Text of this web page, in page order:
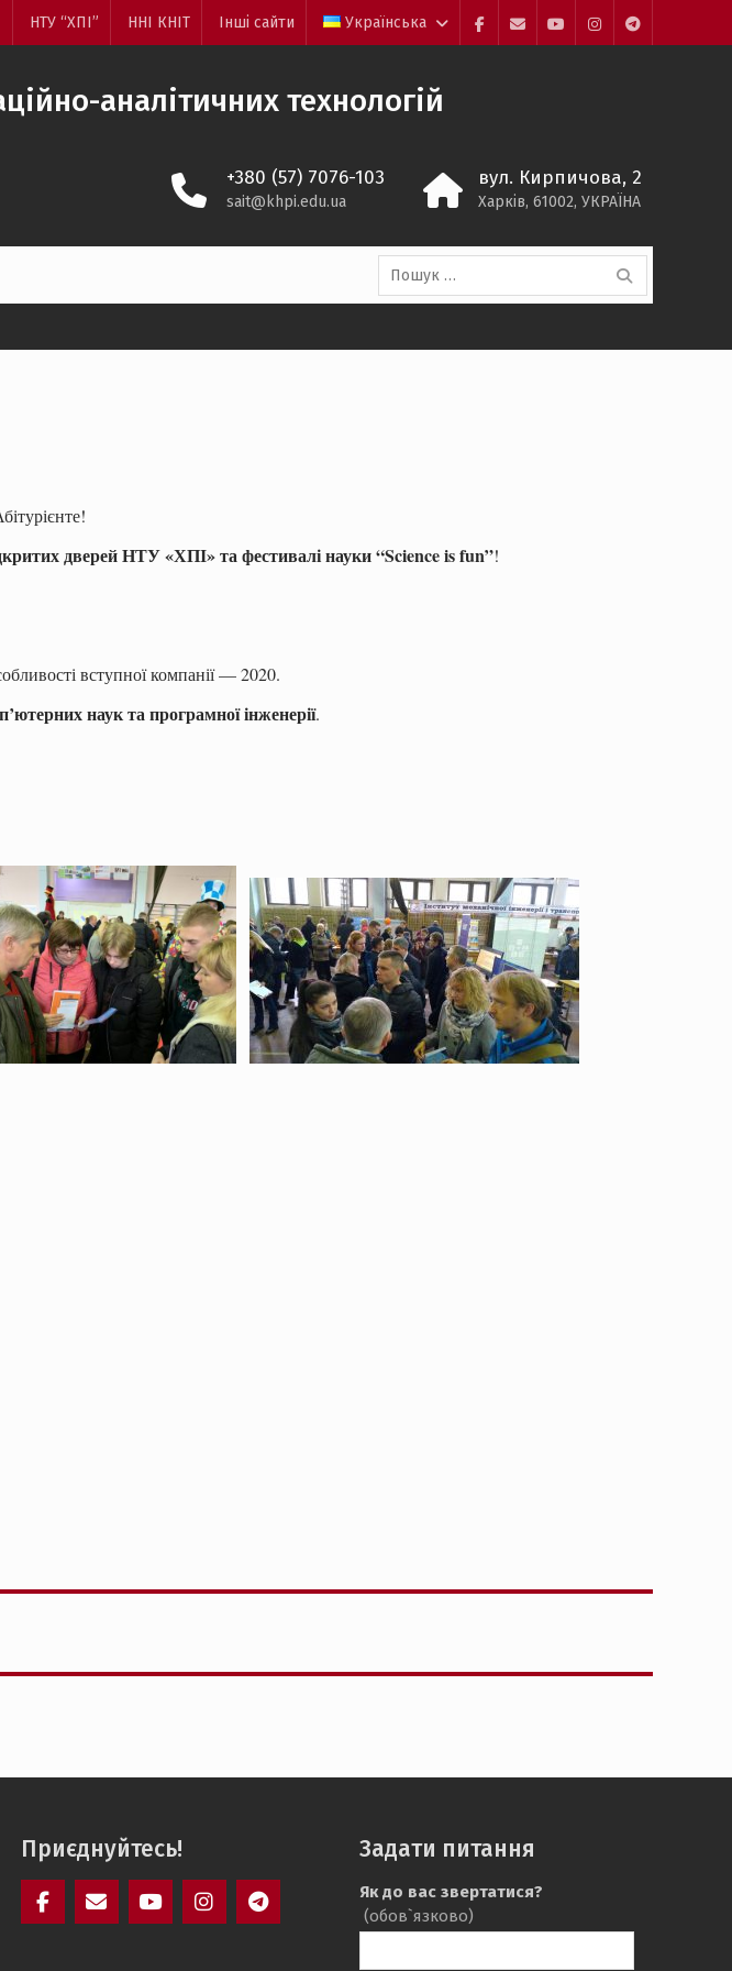
Facebook
Mail YouTubeInstagramTelegram
НТУ “ХПІ” ННІ КНІТ Інші сайти Українська
аналітичних технологій
+380 (57) 7076-103
sait@khpi.edu.ua
вул. Кирпичова, 2
Харків, 61002, УКРАЇНА
Пошук:
дверей НТУ «ХПІ» та фестивалі науки “Science is fun”!
вступної компанії — 2020.
наук та програмної інженерії.
Приєднуйтесь! Задати питання
Як до вас звертатися?
(обов`язково)